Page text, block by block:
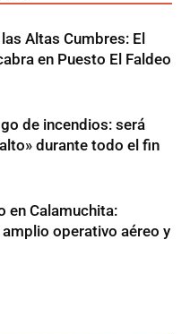
Altas Cumbres: El
en Puesto El Faldeo
de incendios: será
durante todo el fin
en Calamuchita:
operativo aéreo y